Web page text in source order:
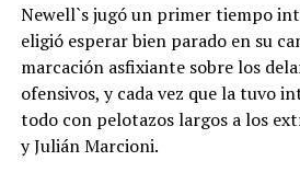
Newell`s jugó un primer tiempo
eligió esperar bien parado en su
marcación asfixiante sobre los
ofensivos, y cada vez que la tuvo
todo con pelotazos largos a los
y Julián Marcioni.